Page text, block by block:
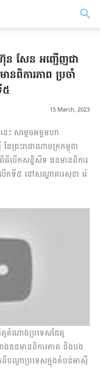
ហ៊ុន សែន អញ្ជើញជា
ពិការភាព ប្រចាំ
៥
15 March, 2023
ះ សម្ដេចអគ្គមហា
ព្រះរាជាណាចក្រកម្ពុជា
ធីបើកសន្និសីទ ជនមានពិការ
ទី៥ នៅសណ្ឋាគារសុខា រ៉េ
ភូតំណាងប្រទេសដៃគូ
ងជនមានពិការភាព និងបង
បណ្ដាប្រទេសក្នុងតំបន់អាស៊ី